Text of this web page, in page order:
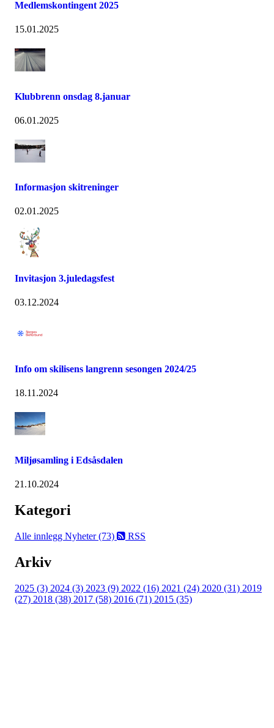
Medlemskontingent 2025
15.01.2025
Klubbrenn onsdag 8.januar
06.01.2025
Informasjon skitreninger
02.01.2025
Invitasjon 3.juledagsfest
03.12.2024
Info om skilisens langrenn sesongen 2024/25
18.11.2024
Miljøsamling i Edsåsdalen
21.10.2024
Kategori
Alle innlegg Nyheter (73) RSS
Arkiv
2025 (3) 2024 (3) 2023 (9) 2022 (16) 2021 (24) 2020 (31) 2019
(27) 2018 (38) 2017 (58) 2016 (71) 2015 (35)